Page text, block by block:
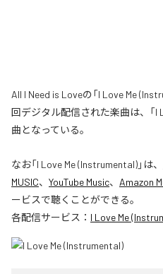
All I Need is Loveの「I Love Me
回デジタル配信された楽曲は、「I
曲となっている。
なお「I Love Me (Instrumental)」は、
MUSIC、 YouTube Music、 Amazon
ービスで聴くことができる。
各配信サービス： I Love Me